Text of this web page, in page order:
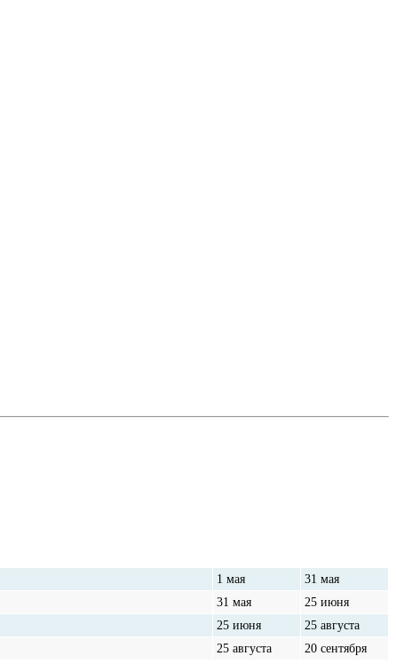
1 мая
31 мая
31 мая
25 июня
25 июня
25 августа
25 августа 20 сентября